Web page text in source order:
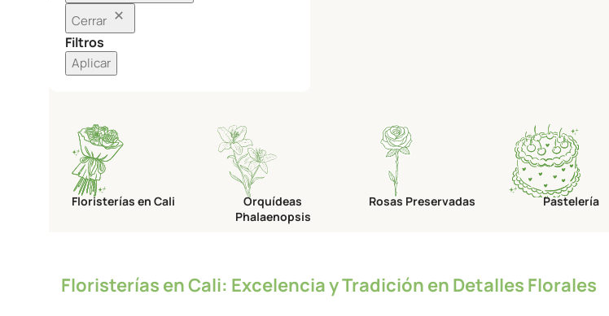
Cerrar
Filtros
Aplicar
Floristerías en Cali
Orquídeas
Phalaenopsis
Rosas Preservadas Pastelería
Floristerías en Cali: Excelencia y Tradición en Detalles Florales